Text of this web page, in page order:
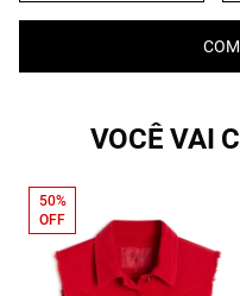
VOCÊ VAI
50%
OFF